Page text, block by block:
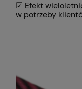
☑ Efekt
w potrzeby